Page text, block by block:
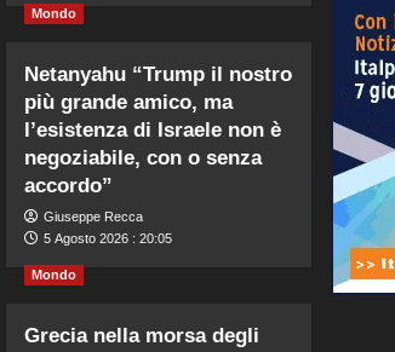
Mondo
Netanyahu “Trump il nostro
più grande amico, ma
l’esistenza di Israele non è
negoziabile, con o senza
accordo”
Giuseppe Recca
5 Agosto 2026 : 20:05
Mondo
Grecia nella morsa degli